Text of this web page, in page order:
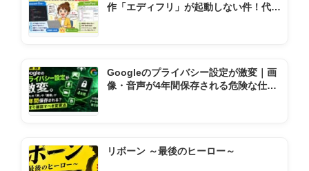
作「エディフリ」が起動しない件！代わ
Googleのプライバシー設定が激変｜画
像・音声が4年間保存される危険な仕様
リボーン ～最後のヒーロー～